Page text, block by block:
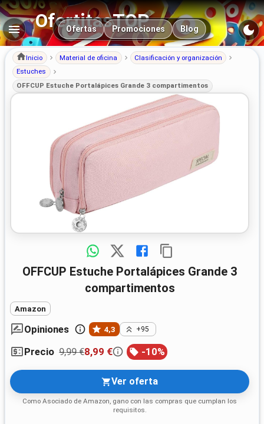
OfertitasTOP
Navegación principal
Ofertas Promociones Blog
Inicio Material de oficina
Clasificación y organización
Estuches
OFFCUP Estuche Portalápices Grande 3 compartimentos
OFFCUP Estuche Portalápices Grande 3
compartimentos
Amazon
Opiniones 4,3 +95
Precio 9,99 €8,99 € -10%
Ver oferta
Como Asociado de Amazon, gano con las compras que cumplan los
requisitos.